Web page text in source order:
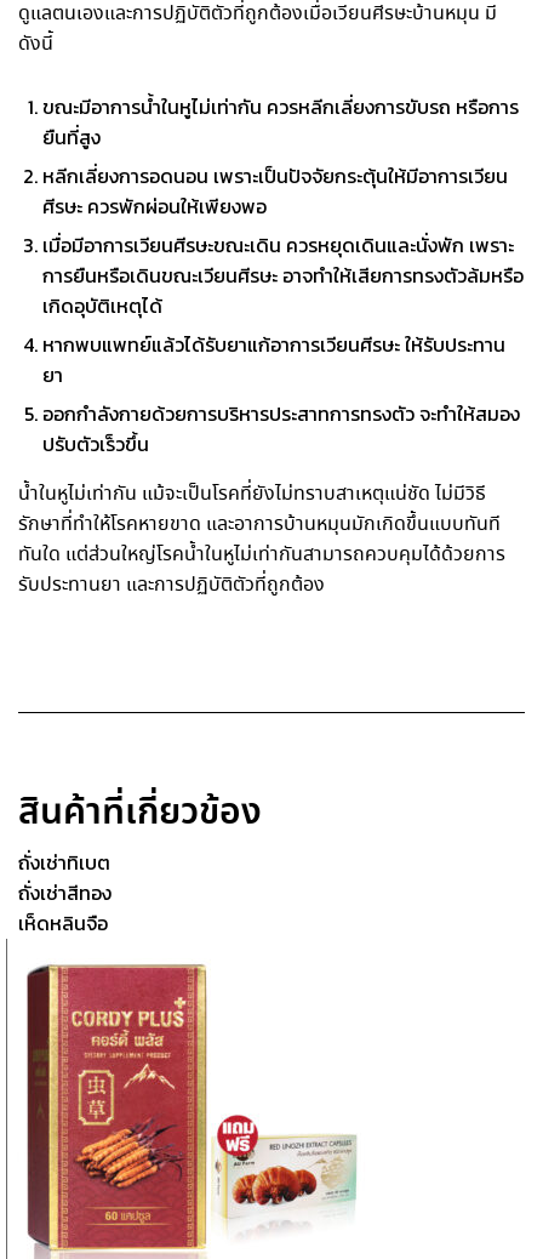
ดูแลตนเองและการปฏิบัติตัวที่ถูกต้องเมื่อเวียนศีรษะบ้านหมุน มี
ดังนี้
ขณะมีอาการน้ำในหูไม่เท่ากัน ควรหลีกเลี่ยงการขับรถ หรือการ
ยืนที่สูง
หลีกเลี่ยงการอดนอน เพราะเป็นปัจจัยกระตุ้นให้มีอาการเวียน
ศีรษะ ควรพักผ่อนให้เพียงพอ
เมื่อมีอาการเวียนศีรษะขณะเดิน ควรหยุดเดินและนั่งพัก เพราะ
การยืนหรือเดินขณะเวียนศีรษะ อาจทำให้เสียการทรงตัวล้มหรือ
เกิดอุบัติเหตุได้
หากพบแพทย์แล้วได้รับยาแก้อาการเวียนศีรษะ ให้รับประทาน
ยา
ออกกำลังกายด้วยการบริหารประสาทการทรงตัว จะทำให้สมอง
ปรับตัวเร็วขึ้น
น้ำในหูไม่เท่ากัน แม้จะเป็นโรคที่ยังไม่ทราบสาเหตุแน่ชัด ไม่มีวิธี
รักษาที่ทำให้โรคหายขาด และอาการบ้านหมุนมักเกิดขึ้นแบบทันที
ทันใด แต่ส่วนใหญ่โรคน้ำในหูไม่เท่ากันสามารถควบคุมได้ด้วยการ
รับประทานยา และการปฏิบัติตัวที่ถูกต้อง
สินค้าที่เกี่ยวข้อง
ถั่งเช่าทิเบต
ถั่งเช่าสีทอง
เห็ดหลินจือ